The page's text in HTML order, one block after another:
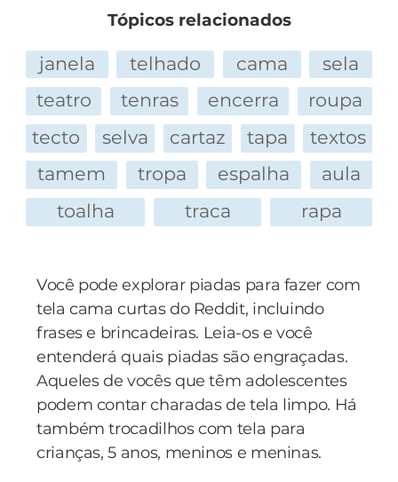
Tópicos relacionados
janela telhado cama
sela
teatro
tenras encerra
roupa
tecto
selva cartaz tapa
textos
tamem
tropa espalha
aula
toalha
traca rapa
Você pode explorar piadas para fazer com
tela cama curtas do Reddit, incluindo
frases e brincadeiras. Leia-os e você
entenderá quais piadas são engraçadas.
Aqueles de vocês que têm adolescentes
podem contar charadas de tela limpo. Há
também trocadilhos com tela para
crianças, 5 anos, meninos e meninas.